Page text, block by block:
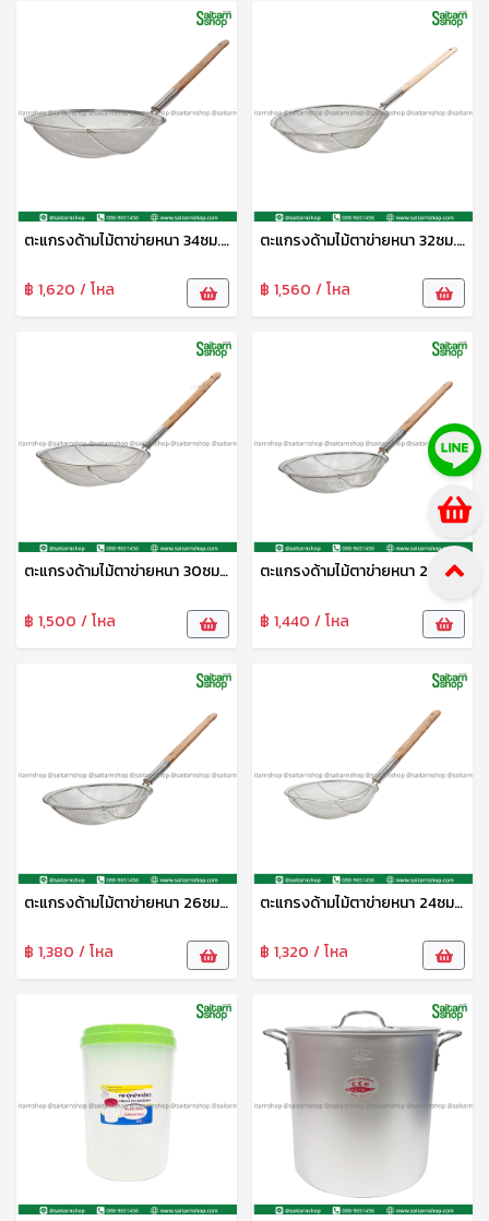
ตะแกรงด้ามไม้ตาข่ายหนา 34ซม. CYS
฿ 1,620 / โหล
ตะแกรงด้ามไม้ตาข่ายหนา 32ซม. CYS
฿ 1,560 / โหล
ตะแกรงด้ามไม้ตาข่ายหนา 30ซม. CYS
฿ 1,500 / โหล
ตะแกรงด้ามไม้ตาข่ายหนา 28ซม. CYS
฿ 1,440 / โหล
ตะแกรงด้ามไม้ตาข่ายหนา 26ซม. CYS
฿ 1,380 / โหล
ตะแกรงด้ามไม้ตาข่ายหนา 24ซม. CYS
฿ 1,320 / โหล